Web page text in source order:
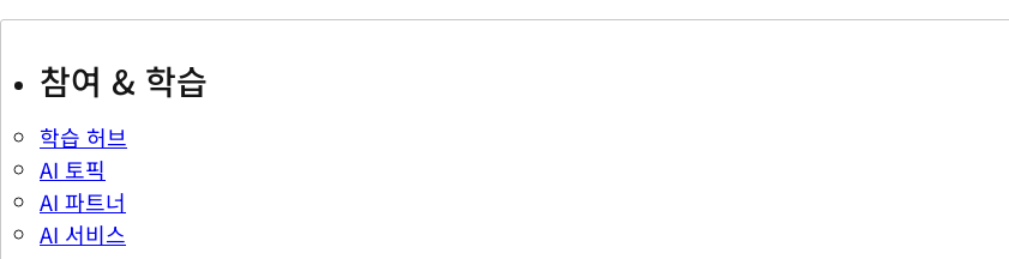
참여 & 학습
학습 허브
AI 토픽
AI 파트너
AI 서비스